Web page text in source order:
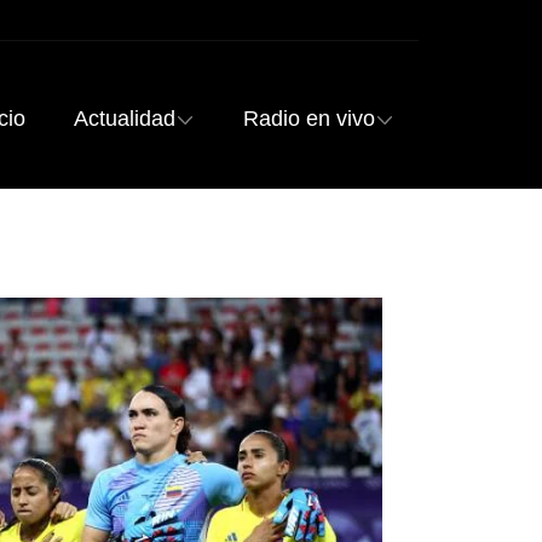
Actualidad Radio en vivo